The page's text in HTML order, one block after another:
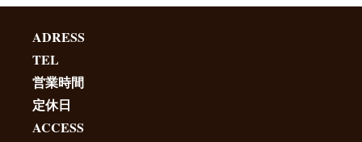
ADRESS
TEL
営業時間
定休日
ACCESS